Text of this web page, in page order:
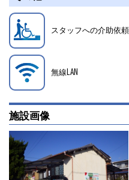
スタッフへの介助依頼
無線LAN
施設画像